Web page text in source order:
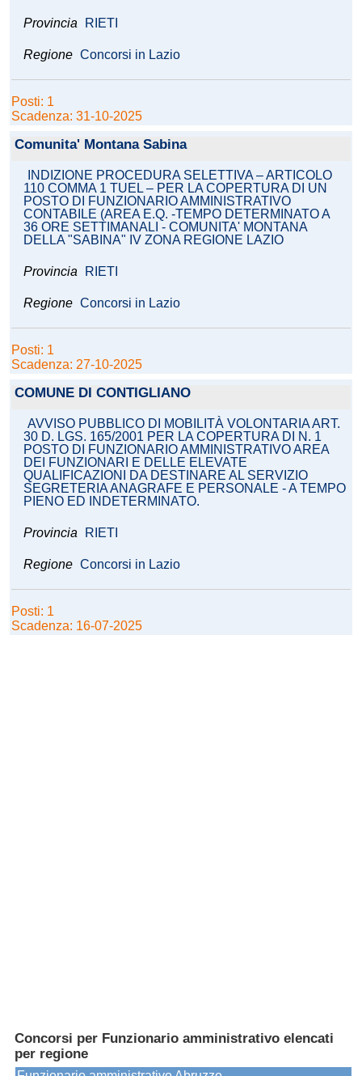
Provincia RIETI
Regione Concorsi in Lazio
Posti: 1
Scadenza: 31-10-2025
Comunita' Montana Sabina
INDIZIONE PROCEDURA SELETTIVA – ARTICOLO
110 COMMA 1 TUEL – PER LA COPERTURA DI UN
POSTO DI FUNZIONARIO AMMINISTRATIVO
CONTABILE (AREA E.Q. -TEMPO DETERMINATO A
36 ORE SETTIMANALI - COMUNITA' MONTANA
DELLA "SABINA" IV ZONA REGIONE LAZIO
Provincia RIETI
Regione Concorsi in Lazio
Posti: 1
Scadenza: 27-10-2025
COMUNE DI CONTIGLIANO
AVVISO PUBBLICO DI MOBILITÀ VOLONTARIA ART.
30 D. LGS. 165/2001 PER LA COPERTURA DI N. 1
POSTO DI FUNZIONARIO AMMINISTRATIVO AREA
DEI FUNZIONARI E DELLE ELEVATE
QUALIFICAZIONI DA DESTINARE AL SERVIZIO
SEGRETERIA ANAGRAFE E PERSONALE - A TEMPO
PIENO ED INDETERMINATO.
Provincia RIETI
Regione Concorsi in Lazio
Posti: 1
Scadenza: 16-07-2025
Concorsi per Funzionario amministrativo elencati
per regione